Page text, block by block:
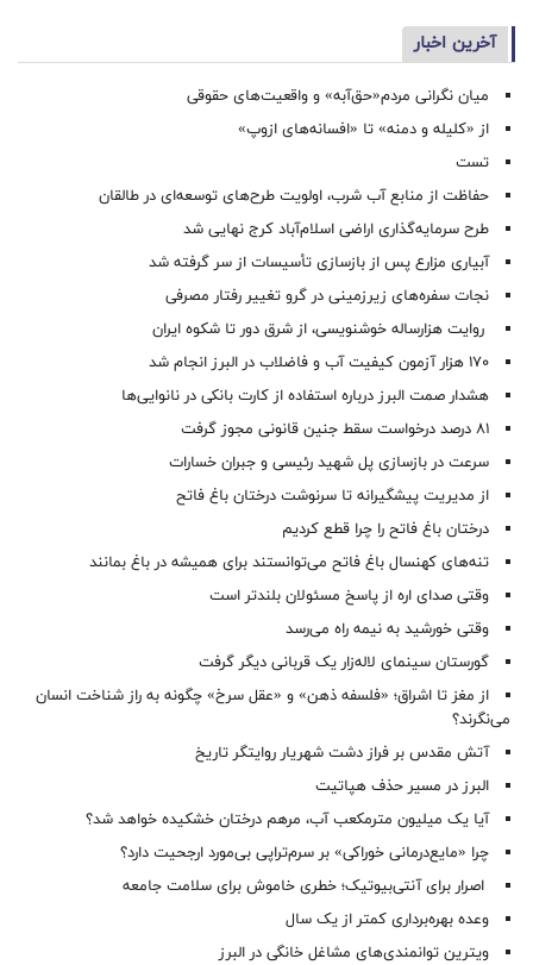
آخرین اخبار
میان نگرانی مردم«حق‌آبه» و واقعیت‌های حقوقی
از «کلیله و دمنه» تا «افسانه‌های ازوپ»
تست
حفاظت از منابع آب شرب، اولویت طرح‌های توسعه‌ای در طالقان
طرح سرمایه‌گذاری اراضی اسلام‌آباد کرج نهایی شد
آبیاری مزارع پس از بازسازی تأسیسات از سر گرفته شد
نجات سفره‌های زیرزمینی در گرو تغییر رفتار مصرفی
روایت هزارساله خوشنویسی، از شرق دور تا شکوه ایران
۱۷۰ هزار آزمون کیفیت آب و فاضلاب در البرز انجام شد
هشدار صمت البرز درباره استفاده از کارت بانکی در نانوایی‌ها
۸۱ درصد درخواست‌ سقط جنین قانونی مجوز گرفت
سرعت در بازسازی پل شهید رئیسی و جبران خسارات
از مدیریت پیشگیرانه تا سرنوشت درختان باغ فاتح
درختان باغ فاتح را چرا قطع کردیم
تنه‌های کهنسال باغ فاتح می‌توانستند برای همیشه در باغ بمانند
وقتی صدای اره از پاسخ مسئولان بلندتر است
وقتی خورشید به نیمه راه می‌رسد
گورستان سینمای لاله‌زار یک قربانی دیگر گرفت
از مغز تا اشراق؛ «فلسفه ذهن» و «عقل سرخ» چگونه به راز شناخت انسان
می‌نگرند؟
آتش مقدس بر فراز دشت شهریار روایتگر تاریخ
البرز در مسیر حذف هپاتیت
آیا یک میلیون مترمکعب آب، مرهم درختان خشکیده خواهد شد؟
چرا «مایع‌درمانی خوراکی» بر سرم‌تراپی بی‌مورد ارجحیت دارد؟
اصرار برای آنتی‌بیوتیک؛ خطری خاموش برای سلامت جامعه
وعده بهره‌برداری کمتر از یک سال
ویترین توانمندی‌های مشاغل خانگی در البرز